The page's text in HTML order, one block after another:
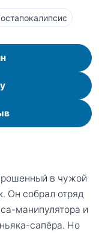
в чужой
Он собрал отряд
манипулятора и
сапёра. Но